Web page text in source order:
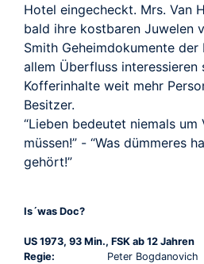
Hotel eingecheckt. Mrs. Van
bald ihre kostbaren Juwelen
Smith Geheimdokumente der
allem Überfluss interessieren
Kofferinhalte weit mehr
Besitzer.
“Lieben bedeutet niemals
müssen!” - “Was dümmeres
gehört!”
Is´was Doc?
US 1973, 93 Min., FSK ab 12 Jahren
Regie:
Peter Bogdanovich